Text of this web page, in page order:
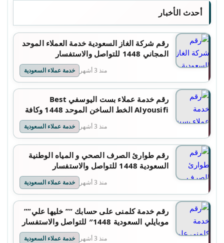
أحدث الأخبار
رقم شركة الغاز السعودية خدمة العملاء الموحد
المجاني 1448 للتواصل والاستفسار
منذ 3 أشهر خدمة عملاء السعودية
رقم خدمة عملاء بست اليوسفي Best
Alyousifi الخط الساخن الموحد 1448 وكافة
منذ 3 أشهر خدمة عملاء السعودية
رقم طوارئ الصرف الصحي و المياه الوطنية
السعودية 1448 للتواصل والاستفسار
منذ 3 أشهر خدمة عملاء السعودية
رقم خدمة كلمنى على حسابك “” خليها علي””
موبايلي السعودية 1448″ للتواصل والاستفسار
منذ 3 أشهر خدمة عملاء السعودية